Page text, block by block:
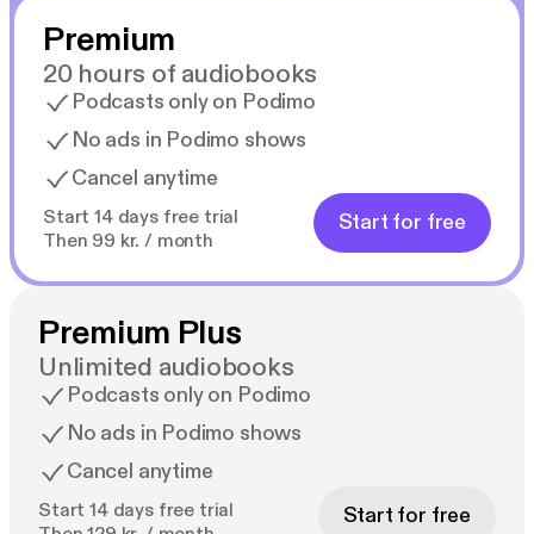
Guri Hjeltnes, VG
«Ferrante har stålgrep om handverket slik at det glir
lett for lesaren. Motstanden ligg i folka på sidene,
ikkje i komposisjonen eller omsetjinga.»
Vidar Kvalshaug, Bok365
«[Ferrante] har en helt sjelden evne til å fortelle noe
menneskelig interessant i en form som suger
actiondrama.»
Bjørn Ivar Fyksen, Klassekampen
«Magnetisk medrivende»
Leif Ekle, NRK
«Litterær kløkt og opprørsk glede [...] Historia er
høgst levande.»
Premium
20 hours of audiobooks
Podcasts only on Podimo
No ads in Podimo shows
Cancel anytime
Start 14 days free trial
Then 99 kr. / month
Start for free
Premium Plus
Unlimited audiobooks
Podcasts only on Podimo
No ads in Podimo shows
Cancel anytime
Start 14 days free trial
Start for free